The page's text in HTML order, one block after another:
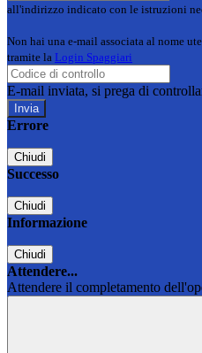
all'indirizzo indicato con le istruzioni
Non hai una e-mail associata al nome
tramite la Login Spaggiari
E-mail inviata, si prega di
Errore
Chiudi
Successo
Chiudi
Informazione
Chiudi
Attendere...
Attendere il completamento